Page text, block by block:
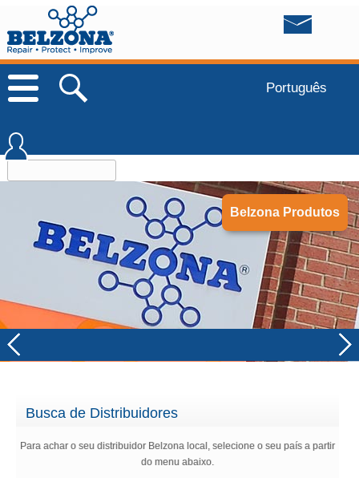
Português
Belzona Produtos
Busca de Distribuidores
Para achar o seu distribuidor Belzona local, selecione o seu país a partir
do menu abaixo.